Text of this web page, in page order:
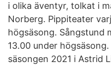
i olika äventyr, tolkat i
Norberg. Pippiteater
högsäsong. Sångstund
13.00 under
säsongen 2021 i Astrid